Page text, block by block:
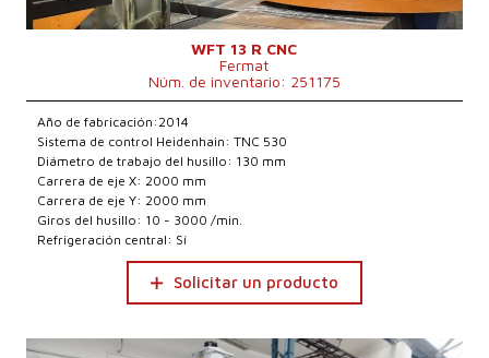
WFT 13 R CNC
Fermat
Núm. de inventario: 251175
Año de fabricación:2014
Sistema de control Heidenhain: TNC 530
Diámetro de trabajo del husillo: 130 mm
Carrera de eje X: 2000 mm
Carrera de eje Y: 2000 mm
Giros del husillo: 10 - 3000 /min.
Refrigeración central: Sí
Solicitar un producto